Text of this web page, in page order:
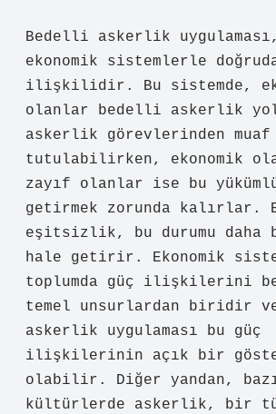
Bedelli askerlik
ekonomik sistemlerle
ilişkilidir. Bu sistemde,
olanlar bedelli askerlik
askerlik görevlerinden muaf
tutulabilirken, ekonomik
zayıf olanlar ise bu
getirmek zorunda kalırlar.
eşitsizlik, bu durumu daha
hale getirir. Ekonomik
toplumda güç ilişkilerini
temel unsurlardan biridir
askerlik uygulaması bu güç
ilişkilerinin açık bir
olabilir. Diğer yandan,
kültürlerde askerlik, bir